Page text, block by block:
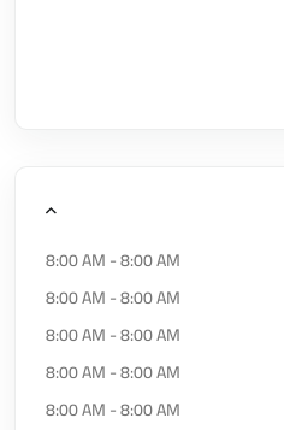
8:00 AM - 8:00 AM
8:00 AM - 8:00 AM
8:00 AM - 8:00 AM
8:00 AM - 8:00 AM
8:00 AM - 8:00 AM